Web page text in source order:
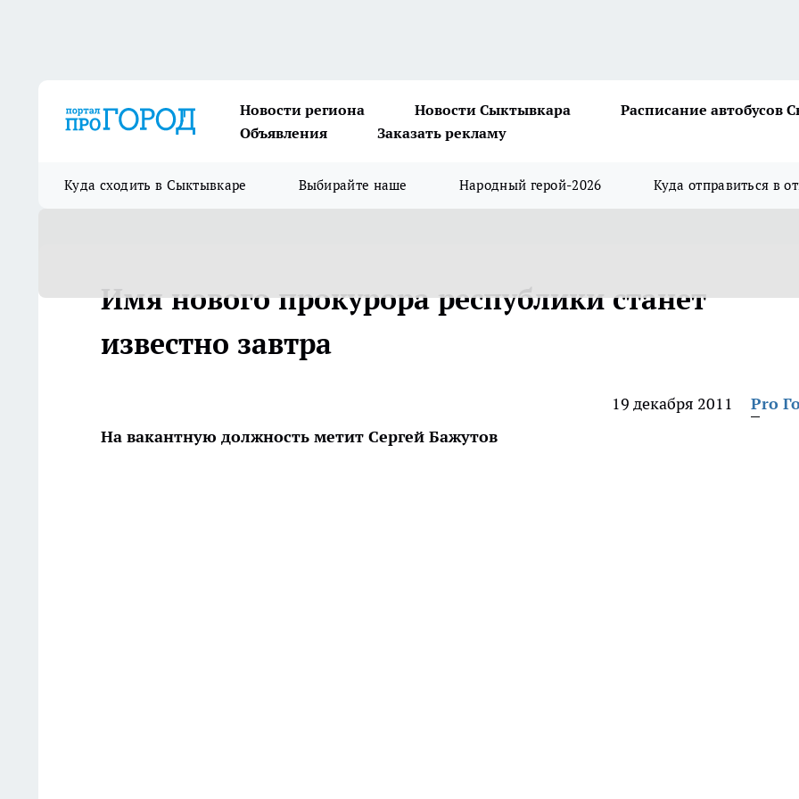
Новости региона Новости Сыктывкара
Расписание автобусов
Объявления
Заказать рекламу
Куда сходить в Сыктывкаре Выбирайте наше Народный герой-2026 Куда отправиться в
Имя нового прокурора республики станет
известно завтра
19 декабря 2011
Pro
На вакантную должность метит Сергей Бажутов